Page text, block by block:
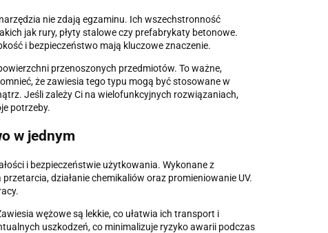
nie zdają egzaminu. Ich wszechstronność
jak rury, płyty stalowe czy prefabrykaty betonowe.
i bezpieczeństwo mają kluczowe znaczenie.
przenoszonych przedmiotów. To ważne,
że zawiesia tego typu mogą być stosowane w
Jeśli zależy Ci na wielofunkcyjnych rozwiązaniach,
potrzeby.
w jednym
i bezpieczeństwie użytkowania. Wykonane z
działanie chemikaliów oraz promieniowanie UV.
wężowe są lekkie, co ułatwia ich transport i
uszkodzeń, co minimalizuje ryzyko awarii podczas